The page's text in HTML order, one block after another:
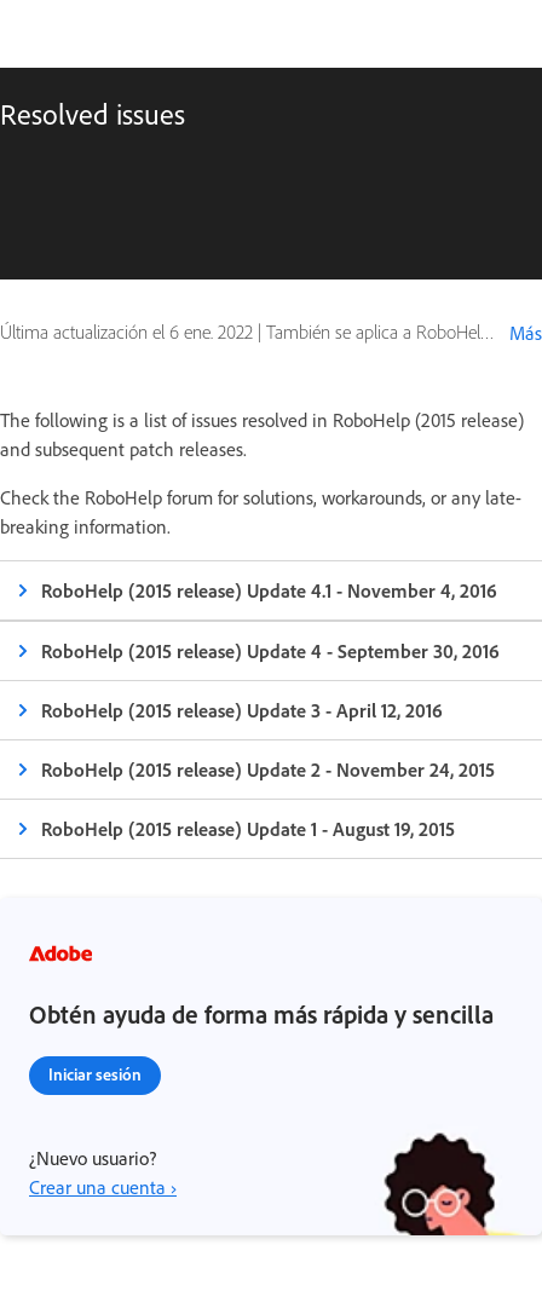
Resolved issues
Última actualización el 6 ene. 2022 | También se aplica a RoboHelp (2015 release) Más
The following is a list of issues resolved in RoboHelp (2015 release)
and subsequent patch releases.
Check the RoboHelp forum for solutions, workarounds, or any late-
breaking information.
RoboHelp (2015 release) Update 4.1 - November 4, 2016
RoboHelp (2015 release) Update 4 - September 30, 2016
RoboHelp (2015 release) Update 3 - April 12, 2016
RoboHelp (2015 release) Update 2 - November 24, 2015
RoboHelp (2015 release) Update 1 - August 19, 2015
Obtén ayuda de forma más rápida y sencilla
Iniciar sesión
¿Nuevo usuario?
Crear una cuenta ›